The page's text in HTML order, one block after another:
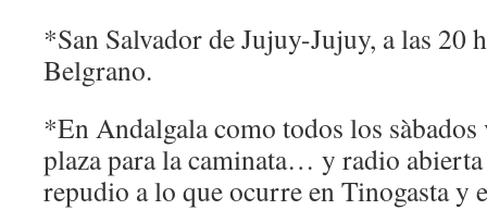
*San Salvador de Jujuy-Jujuy, a las 20
Belgrano.
*En Andalgala como todos los sàbados
plaza para la caminata… y radio
repudio a lo que ocurre en Tinogasta y